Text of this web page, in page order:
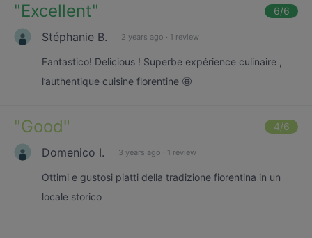
"Excellent" 6/6
Stéphanie B. 2 years ago · 1 review
Fantastico! Delicious ! Superbe expérience culinaire ,
l’authentique cuisine florentine 🤩
"Good" 4/6
Domenico I. 3 years ago · 1 review
Ottimi e gustosi piatti della tradizione fiorentina in un
locale storico